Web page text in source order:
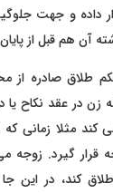
داده و جهت
آن هم قبل از
طلاق صادره از
در عقد نکاح یا
کند مثلا زمانی
قرار گیرد. زوجه
کند، در این